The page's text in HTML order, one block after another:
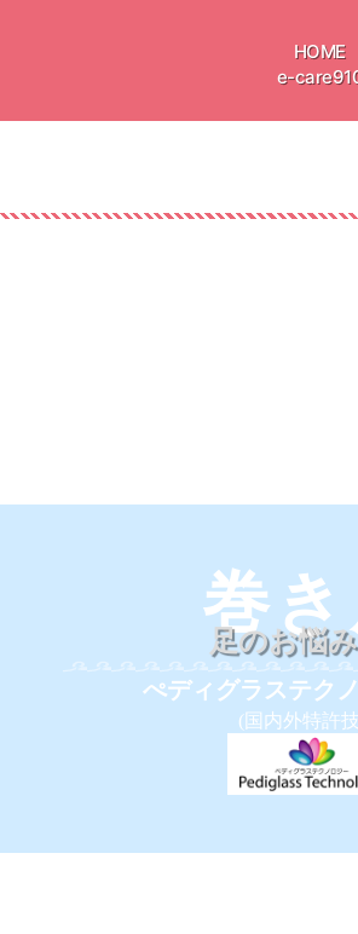
HOME
e-
巻
足のお悩
ぺディグラステク
(国内外特許